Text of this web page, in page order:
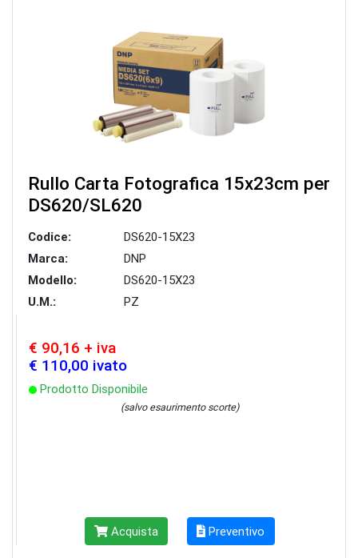
Rullo Carta Fotografica 15x23cm per
DS620/SL620
Codice:
DS620-15X23
Marca:
DNP
Modello:
DS620-15X23
U.M.:
PZ
€ 90,16 + iva
€ 110,00 ivato
Prodotto Disponibile
(salvo esaurimento scorte)
Acquista Preventivo